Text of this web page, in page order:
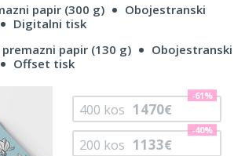
papir (300 g)
Obojestranski
Digitalni tisk
papir (130 g)
Obojestranski
Offset tisk
200 kos 1133€
-40%
400 kos 1470€
-61%